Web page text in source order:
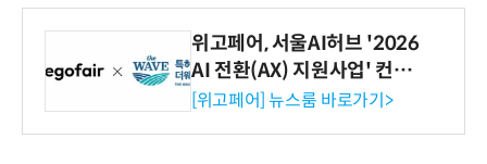
위고페어, 서울AI허브 '2026
AI 전환(AX) 지원사업' 컨소
시엄 선정
[위고페어] 뉴스룸 바로가기>